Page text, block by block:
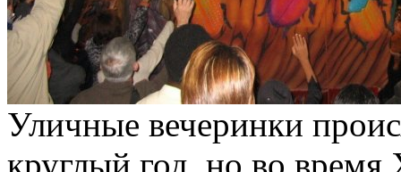
Уличные вечеринки
круглый год, но во